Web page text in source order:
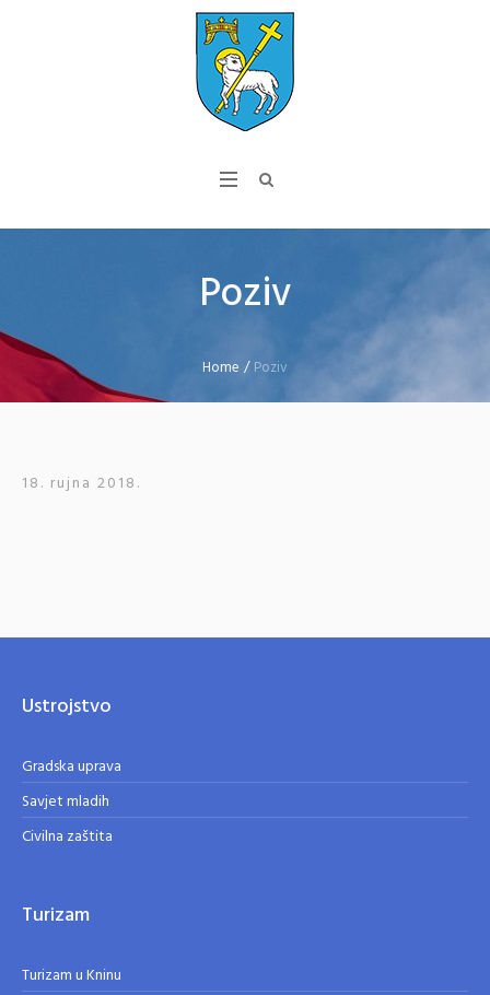
Poziv
Home /Poziv
18. rujna 2018.
Ustrojstvo
Gradska uprava
Savjet mladih
Civilna zaštita
Turizam
Turizam u Kninu